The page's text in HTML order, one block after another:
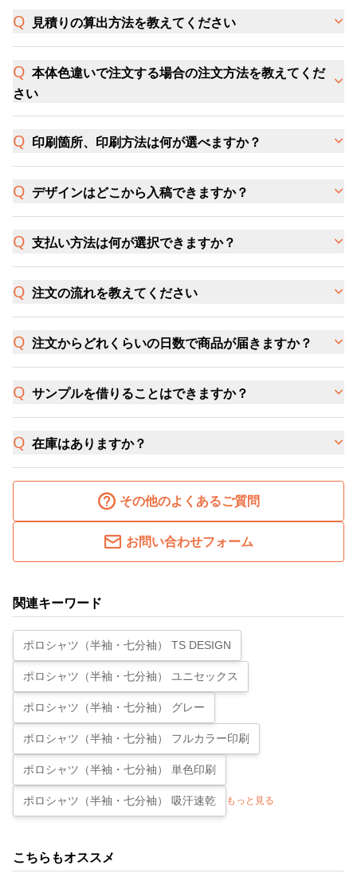
見積りの算出方法を教えてください
本体色違いで注文する場合の注文方法を教えてくだ
さい
印刷箇所、印刷方法は何が選べますか？
デザインはどこから入稿できますか？
支払い方法は何が選択できますか？
注文の流れを教えてください
注文からどれくらいの日数で商品が届きますか？
サンプルを借りることはできますか？
在庫はありますか？
その他のよくあるご質問
お問い合わせフォーム
関連キーワード
ポロシャツ（半袖・七分袖） TS DESIGN
ポロシャツ（半袖・七分袖） ユニセックス
ポロシャツ（半袖・七分袖） グレー
ポロシャツ（半袖・七分袖） フルカラー印刷
ポロシャツ（半袖・七分袖） 単色印刷
ポロシャツ（半袖・七分袖） 吸汗速乾 もっと見る
こちらもオススメ